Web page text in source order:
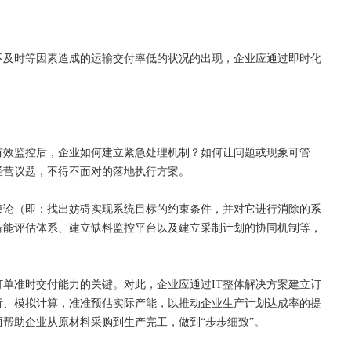
等因素造成的运输交付率低的状况的出现，企业应通过即时化
控后，企业如何建立紧急处理机制？如何让问题或现象可管
议题，不得不面对的落地执行方案。
即：找出妨碍实现系统目标的约束条件，并对它进行消除的系
评估体系、建立缺料监控平台以及建立采制计划的协同机制等，
准时交付能力的关键。对此，企业应通过IT整体解决方案建立订
模拟计算，准准预估实际产能，以推动企业生产计划达成率的提
企业从原材料采购到生产完工，做到“步步细致”。